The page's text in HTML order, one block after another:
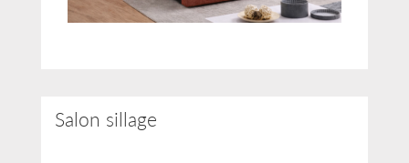
Salon sillage